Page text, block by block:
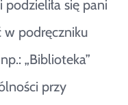
się pani
w podręczniku
„Biblioteka”
przy